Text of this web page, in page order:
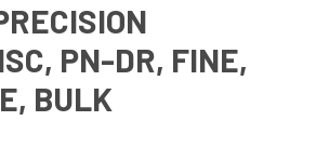
PN-DR, FINE,
BULK